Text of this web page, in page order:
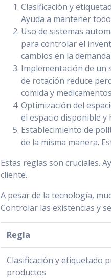
Clasificación y
Ayuda a mantener
Uso de sistemas
para controlar el
cambios en la demanda.
Implementación de un
de rotación reduce
comida y
Optimización del
el espacio disponible y
Establecimiento de
de la misma manera.
Estas reglas son cruciales.
cliente.
A pesar de la tecnología,
Controlar las existencias y
Regla
Clasificación y etiquetado
productos